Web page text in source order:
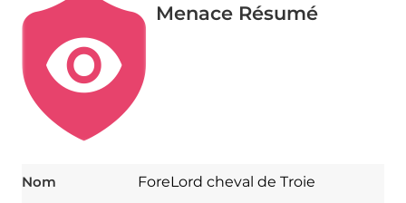
Menace Résumé
Nom ForeLord cheval de Troie